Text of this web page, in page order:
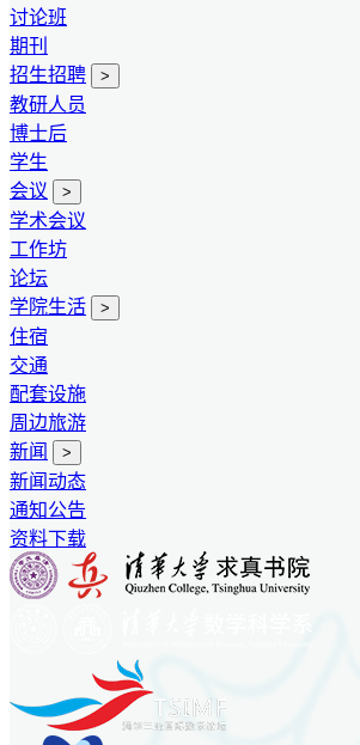
讨论班
期刊
招生招聘
>
教研人员
博士后
学生
会议
>
学术会议
工作坊
论坛
学院生活
>
住宿
交通
配套设施
周边旅游
新闻
>
新闻动态
通知公告
资料下载